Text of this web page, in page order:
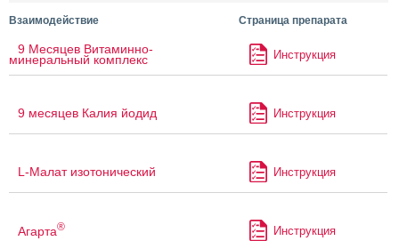
Взаимодействие Страница препарата
9 Месяцев Витаминно-
минеральный комплекс Инструкция
9 месяцев Калия йодид Инструкция
L-Малат изотонический Инструкция
Агарта® Инструкция